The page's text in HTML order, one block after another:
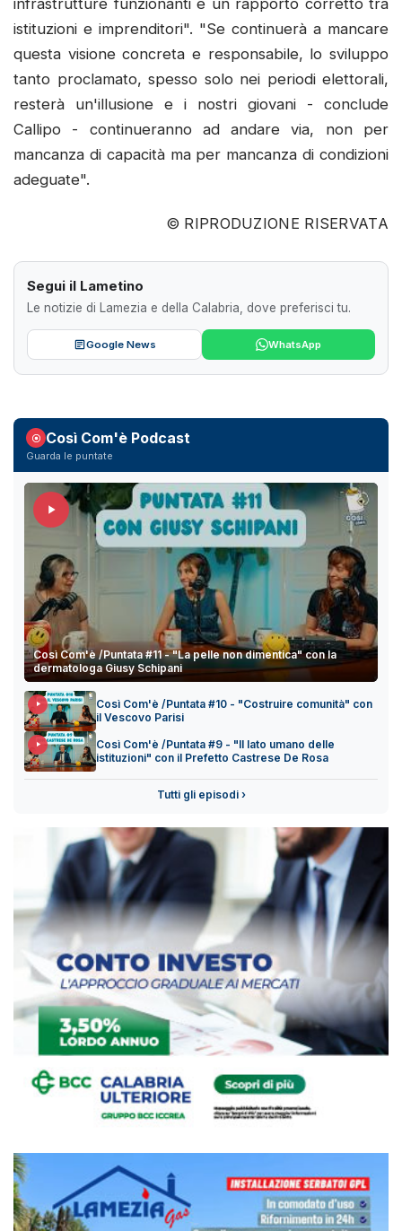
istituzioni e imprenditori". "Se continuerà a mancare
questa visione concreta e responsabile, lo sviluppo
tanto proclamato, spesso solo nei periodi elettorali,
resterà un'illusione e i nostri giovani - conclude
Callipo - continueranno ad andare via, non per
mancanza di capacità ma per mancanza di condizioni
adeguate".
© RIPRODUZIONE RISERVATA
Segui il Lametino
Le notizie di Lamezia e della Calabria, dove preferisci tu.
Google News WhatsApp
Così Com'è Podcast
Guarda le puntate
Così Com'è /Puntata #11 - "La pelle non dimentica" con la
dermatologa Giusy Schipani
Così Com'è /Puntata #10 - "Costruire comunità" con
il Vescovo Parisi
Così Com'è /Puntata #9 - "Il lato umano delle
istituzioni" con il Prefetto Castrese De Rosa
Tutti gli episodi ›